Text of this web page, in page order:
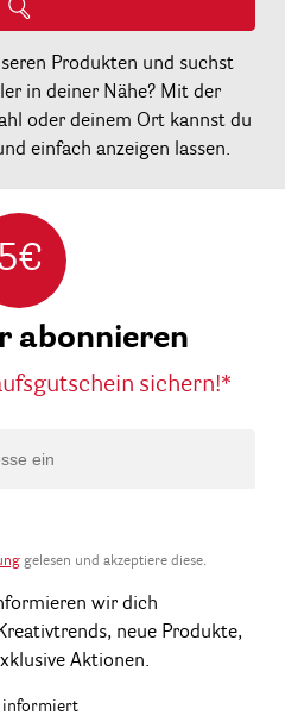
Produkten und suchst
in deiner Nähe? Mit der
oder deinem Ort kannst du
einfach anzeigen lassen.
5€
abonnieren
sichern!*
gelesen und akzeptiere diese.
wir dich
neue Produkte,
Aktionen.
informiert